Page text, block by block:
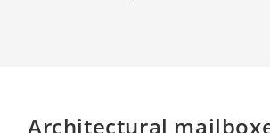
Architectural